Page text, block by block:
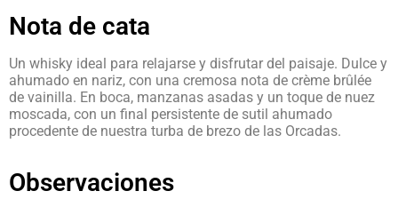
Nota de cata
Un whisky ideal para relajarse y disfrutar del paisaje. Dulce y
ahumado en nariz, con una cremosa nota de crème brûlée
de vainilla. En boca, manzanas asadas y un toque de nuez
moscada, con un final persistente de sutil ahumado
procedente de nuestra turba de brezo de las Orcadas.
Observaciones